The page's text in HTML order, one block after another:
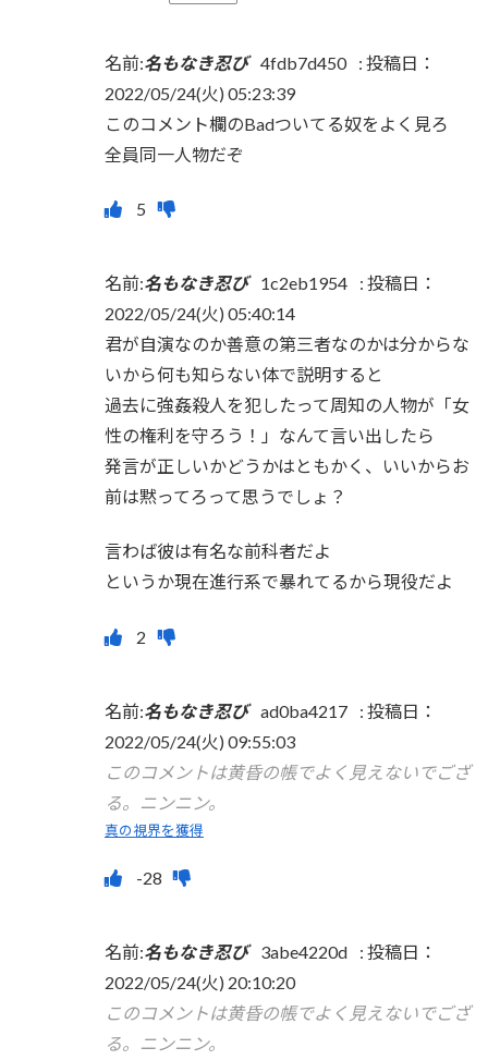
名前:名もなき忍び 4fdb7d450 : 投稿日：
2022/05/24(火) 05:23:39
このコメント欄のBadついてる奴をよく見ろ
全員同一人物だぞ
名前:名もなき忍び 1c2eb1954 : 投稿日：
2022/05/24(火) 05:40:14
君が自演なのか善意の第三者なのかは分からな
いから何も知らない体で説明すると
過去に強姦殺人を犯したって周知の人物が「女
性の権利を守ろう！」なんて言い出したら
発言が正しいかどうかはともかく、いいからお
前は黙ってろって思うでしょ？
言わば彼は有名な前科者だよ
というか現在進行系で暴れてるから現役だよ
名前:名もなき忍び ad0ba4217 : 投稿日：
2022/05/24(火) 09:55:03
このコメントは黄昏の帳でよく見えないでござ
る。ニンニン。
真の視界を獲得
名前:名もなき忍び 3abe4220d : 投稿日：
2022/05/24(火) 20:10:20
このコメントは黄昏の帳でよく見えないでござ
る。ニンニン。